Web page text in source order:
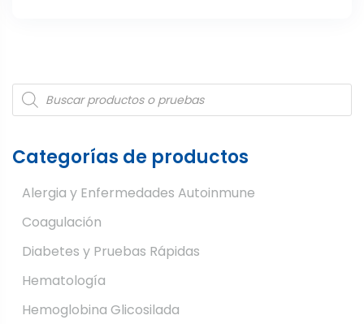
Products
search
Categorías de productos
Alergia y Enfermedades Autoinmune
Coagulación
Diabetes y Pruebas Rápidas
Hematología
Hemoglobina Glicosilada